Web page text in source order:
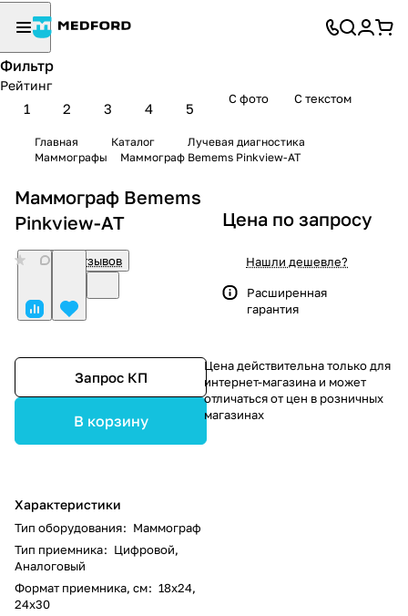
Фильтр
Рейтинг
1 2 3 4 5
С фото С текстом
Главная Каталог
Лучевая диагностика
Маммографы
Маммограф Bemems Pinkview-AT
Маммограф Bemems
Pinkview-AT
Нет отзывов
Запрос КП
В корзину
Характеристики
Тип оборудования: Маммограф
Тип приемника: Цифровой,
Аналоговый
Формат приемника, см: 18х24,
24х30
Цена по запросу
Нашли дешевле?
Расширенная
гарантия
Цена действительна только для
интернет-магазина и может
отличаться от цен в розничных
магазинах